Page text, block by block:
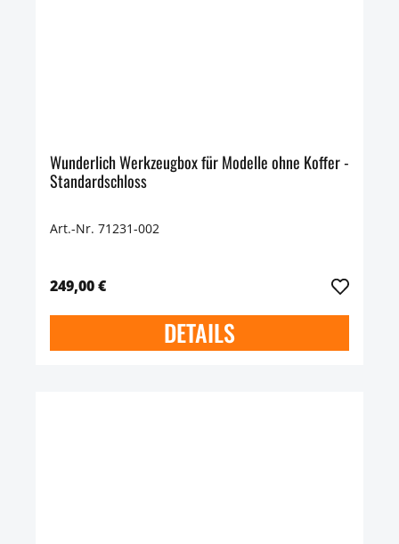
Wunderlich Werkzeugbox für Modelle ohne Koffer -
Standardschloss
Art.-Nr. 71231-002
249,00 €
DETAILS